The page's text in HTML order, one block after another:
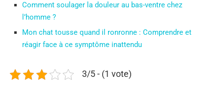
Comment soulager la douleur au bas-ventre chez
l’homme ?
Mon chat tousse quand il ronronne : Comprendre et
réagir face à ce symptôme inattendu
3/5 - (1 vote)